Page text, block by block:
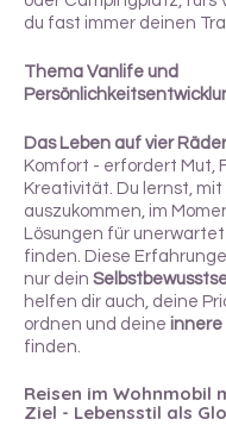
du fast immer deinen
Thema Vanlife und
Das Leben auf vier
Komfort - erfordert Mut,
Kreativität. Du lernst,
auszukommen, im
Lösungen für
finden. Diese
nur dein
helfen dir auch, deine
ordnen und deine innere
finden.
Reisen im Wohnmobil
Ziel - Lebensstil als